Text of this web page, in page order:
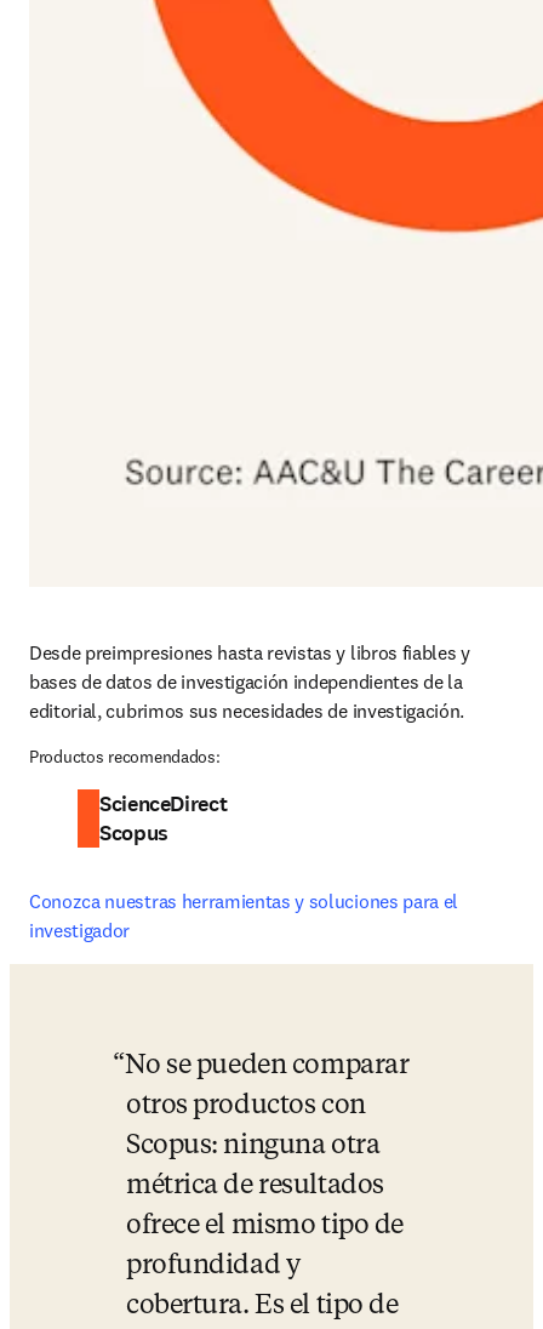
Desde preimpresiones hasta revistas y libros fiables y
bases de datos de investigación independientes de la
editorial, cubrimos sus necesidades de investigación.
Productos recomendados:
ScienceDirect
Scopus
Conozca nuestras herramientas y soluciones para el
investigador
No se pueden comparar
otros productos con
Scopus: ninguna otra
métrica de resultados
ofrece el mismo tipo de
profundidad y
cobertura. Es el tipo de